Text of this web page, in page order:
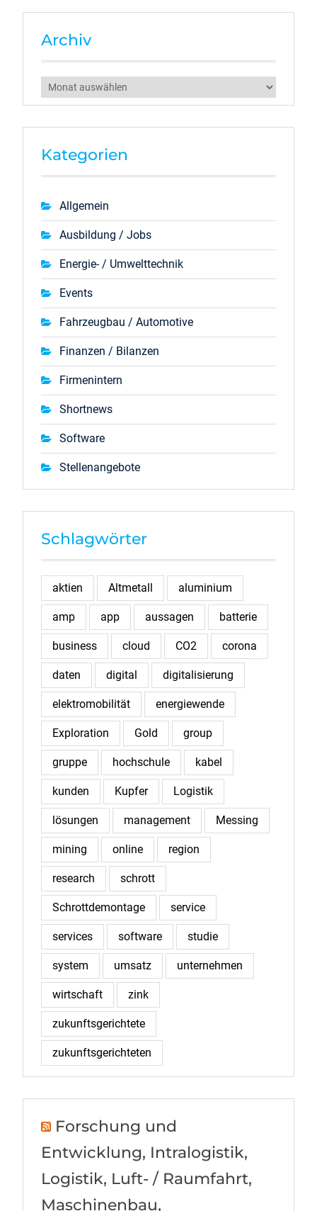
Archiv
Archiv
Kategorien
Allgemein
Ausbildung / Jobs
Energie- / Umwelttechnik
Events
Fahrzeugbau / Automotive
Finanzen / Bilanzen
Firmenintern
Shortnews
Software
Stellenangebote
Schlagwörter
aktien Altmetall aluminium
amp app aussagen batterie
business cloud CO2 corona
daten digital digitalisierung
elektromobilität energiewende
Exploration Gold group
gruppe hochschule kabel
kunden Kupfer Logistik
lösungen management Messing
mining online region
research schrott
Schrottdemontage service
services software studie
system umsatz unternehmen
wirtschaft zink
zukunftsgerichtete
zukunftsgerichteten
Forschung und
Entwicklung, Intralogistik,
Logistik, Luft- / Raumfahrt,
Maschinenbau,